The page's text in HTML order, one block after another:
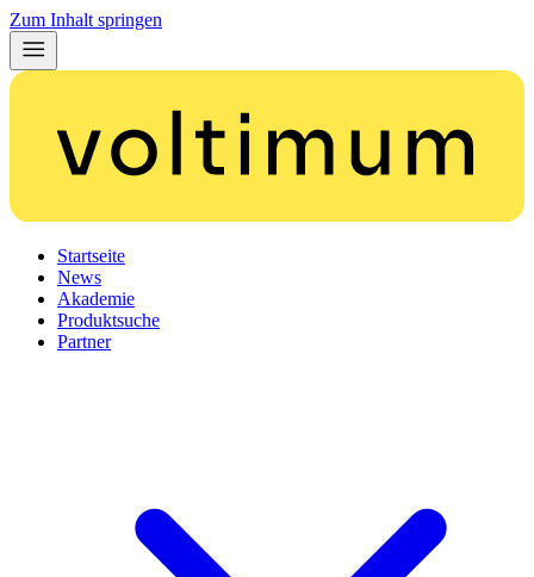
Zum Inhalt springen
Startseite
News
Akademie
Produktsuche
Partner